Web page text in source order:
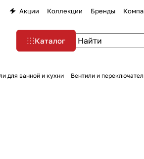
Акции Коллекции Бренды
Каталог
для ванной и кухни Вентили и